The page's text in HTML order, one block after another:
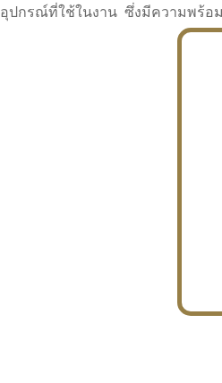
ปกรณ์ที่ใช้ในงาน ซึ่งมีความพร้อ